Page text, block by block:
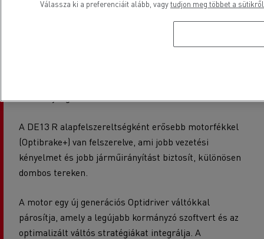
amelyek az égés optimalizálására és az
energiaveszteség csökkentésére irányulnak. A
bart, míg egy új üzemanyag-ellátó rendszer külső,
A DE13 R alapfelszereltségként erősebb motorfékkel
(Optibrake+) van felszerelve, ami jobb vezetési
kényelmet és jobb járműirányítást biztosít, különösen
dombos tereken.
A motor egy új generációs Optidriver váltókkal
párosítja, amely a legújabb kormányzó szoftvert és az
optimalizált váltós stratégiákat integrálja. A
Válassza ki a preferenciáit alább, vagytudjon meg többet a